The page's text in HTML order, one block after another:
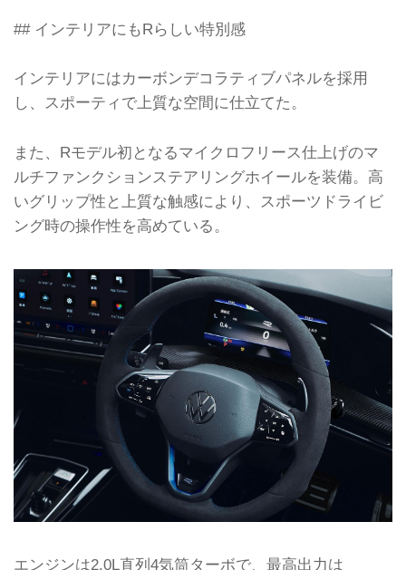
## インテリアにもRらしい特別感
インテリアにはカーボンデコラティブパネルを採用
し、スポーティで上質な空間に仕立てた。
また、Rモデル初となるマイクロフリース仕上げのマ
ルチファンクションステアリングホイールを装備。高
いグリップ性と上質な触感により、スポーツドライビ
ング時の操作性を高めている。
エンジンは2.0L直列4気筒ターボで、最高出力は